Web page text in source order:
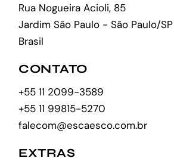
Rua Nogueira Acioli, 85
Jardim São Paulo - São Paulo/SP
Brasil
CONTATO
+55 11 2099-3589
+55 11 99815-5270
falecom@escaesco.com.br
EXTRAS